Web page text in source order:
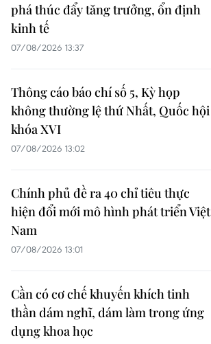
phá thúc đẩy tăng trưởng, ổn định
kinh tế
07/08/2026 13:37
Thông cáo báo chí số 5, Kỳ họp
không thường lệ thứ Nhất, Quốc hội
khóa XVI
07/08/2026 13:02
Chính phủ đề ra 40 chỉ tiêu thực
hiện đổi mới mô hình phát triển Việt
Nam
07/08/2026 13:01
Cần có cơ chế khuyến khích tinh
thần dám nghĩ, dám làm trong ứng
dụng khoa học